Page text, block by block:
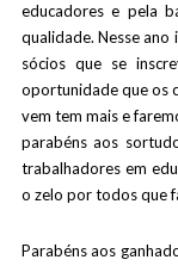
educadores e pela
qualidade. Nesse
sócios que se
oportunidade que os
vem tem mais e
parabéns aos
trabalhadores em
o zelo por todos que
Parabéns aos